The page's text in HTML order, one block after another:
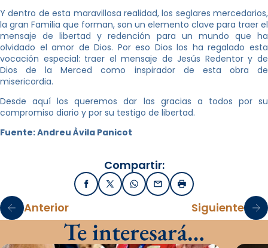
Y dentro de esta maravillosa realidad, los seglares mercedarios,
la gran Familia que forman, son un elemento clave para traer el
mensaje de libertad y redención para un mundo que ha
olvidado el amor de Dios. Por eso Dios los ha regalado esta
vocación especial: traer el mensaje de Jesús Redentor y de
Dios de la Merced como inspirador de esta obra de
misericordia.
Desde aquí los queremos dar las gracias a todos por su
compromiso diario y por su testigo de libertad.
Fuente: Andreu Àvila Panicot
Compartir:
FacebookX / TwitterWhatsApp
EmailImprimir
Anterior Siguiente
Te interesará…